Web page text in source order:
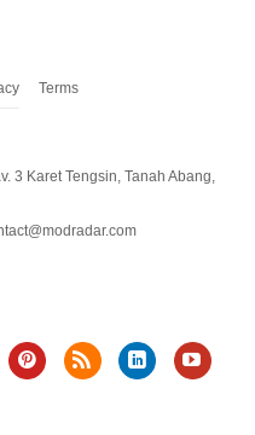
Terms
3 Karet Tengsin, Tanah Abang,